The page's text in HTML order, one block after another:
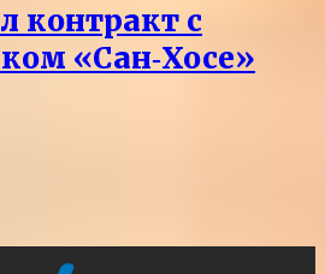
контракт с
«Сан‑Хосе»